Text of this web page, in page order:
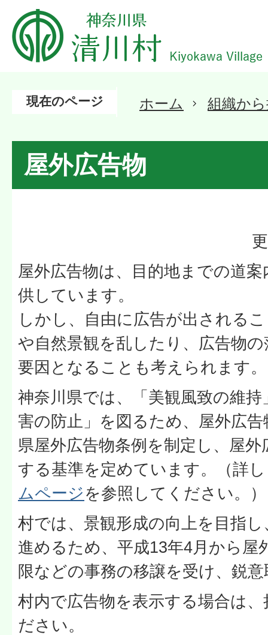
現在のページ ホーム 組織か
屋外広告物
屋外広告物は、目的地までの道
供しています。
しかし、自由に広告が出される
や自然景観を乱したり、広告物
要因となることも考えられます。
神奈川県では、「美観風致の維
害の防止」を図るため、屋外広
県屋外広告物条例を制定し、屋
する基準を定めています。（詳
ムページを参照してください。）
村では、景観形成の向上を目指
進めるため、平成13年4月から屋
限などの事務の移譲を受け、鋭
村内で広告物を表示する場合は
ださい。